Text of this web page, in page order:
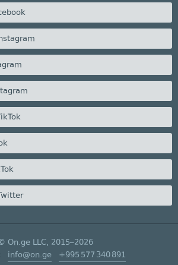
On.ge LLC, 2015–2026
info@on.ge +995 577 340 891